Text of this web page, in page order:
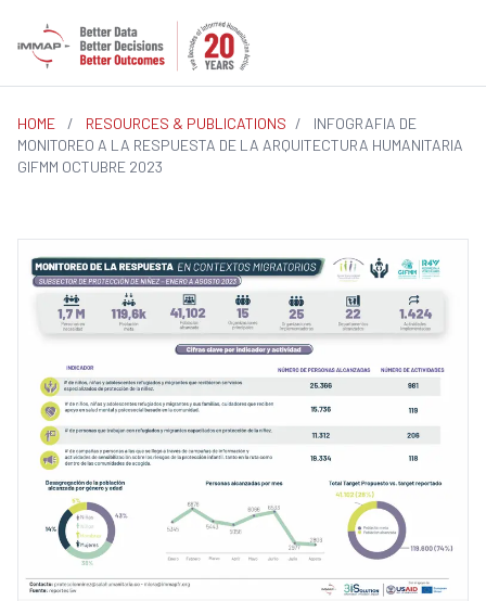
HOME / RESOURCES & PUBLICATIONS /
INFOGRAFIA DE
MONITOREO A LA RESPUESTA DE LA ARQUITECTURA HUMANITARIA
GIFMM OCTUBRE 2023